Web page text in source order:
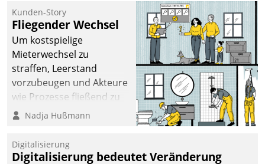
und Beschwerde-Management einen eigenen Kanal
ein.
Kunden-Story
Fliegender Wechsel
Um kostspielige
Mieterwechsel zu
straffen, Leerstand
vorzubeugen und Akteure
wie Prozesse fließend zu
vernetzen, nutzt die
Jahresbeginn eine
Überblick, Einsicht und
Nadja Hußmann
Digitalisierung
Digitalisierung bedeutet Veränderung